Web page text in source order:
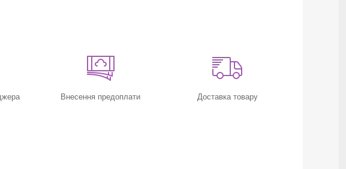
Внесення предоплати Доставка товару